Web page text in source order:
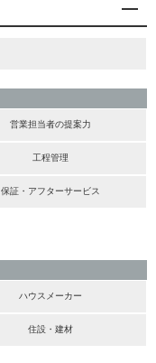
営業担当者の提案力
工程管理
保証・アフターサービス
ハウスメーカー
住設・建材